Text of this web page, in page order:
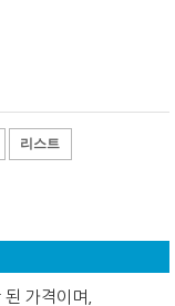
리스트
가격이며,